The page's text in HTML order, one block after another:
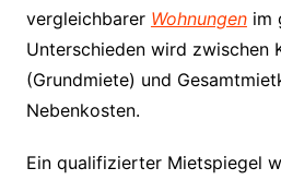
vergleichbarer Wohnungenim
Unterschieden wird zwischen
(Grundmiete) und
Nebenkosten.
Ein qualifizierter Mietspiegel